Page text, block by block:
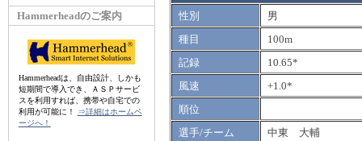
Hammerheadのご案内
Hammerheadは、自由設計、しかも
短期間で導入でき、ＡＳＰサービ
スを利用すれば、携帯や自宅での
利用が可能に！
⇒詳細はホームペ
ージへ！
性別
男
種目
100m
記録
10.65*
風速
+1.0*
順位
選手/チーム
中東 大輔